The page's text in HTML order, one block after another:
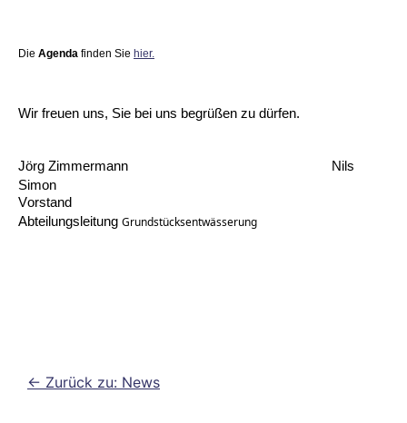
Die Agenda finden Sie hier.
Wir freuen uns, Sie bei uns begrüßen zu dürfen.
Jörg Zimmermann
Nils
Simon
Vorstand
Abteilungsleitung Grundstücksentwässerung
<- Zurück zu: News